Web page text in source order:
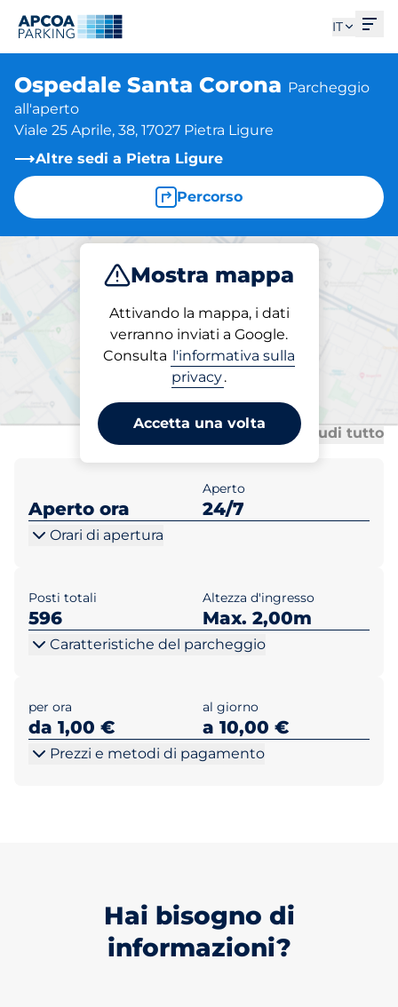
IT
Ospedale Santa Corona Parcheggio
all'aperto
Viale 25 Aprile, 38, 17027 Pietra Ligure
Altre sedi a Pietra Ligure
Percorso
Mostra mappa
Attivando la mappa, i dati
verranno inviati a Google.
Consulta l'informativa sulla
privacy.
Accetta una volta
Parcheggio
Parcheggio in loco
Ospedale Santa Corona
Mostra tutto Chiudi tutto
Aperto ora
Aperto
24/7
Orari di apertura
Posti totali
596
Altezza d'ingresso
Max. 2,00m
Caratteristiche del parcheggio
per ora
da 1,00 €
al giorno
a 10,00 €
Prezzi e metodi di pagamento
Hai bisogno di
informazioni?